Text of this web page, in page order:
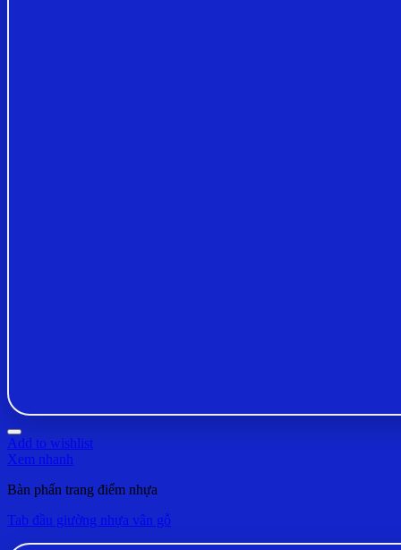
Add to wishlist
Xem nhanh
Bàn phấn trang điểm nhựa
Tab đầu giường nhựa vân gỗ